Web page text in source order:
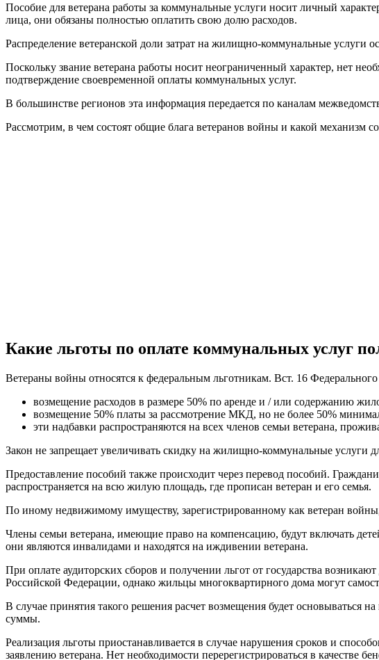
Пособие для ветерана работы за коммунальные услуги носит личный
лица, они обязаны полностью оплатить свою долю расходов.
Распределение ветеранской доли затрат на жилищно-коммунальные услуги
Поскольку звание ветерана работы носит неограниченный характер, нет
подтверждение своевременной оплаты коммунальных услуг.
В большинстве регионов эта информация передается по каналам
Рассмотрим, в чем состоят общие блага ветеранов войны и какой механизм
Какие льготы по оплате коммунальных услуг
Ветераны войны относятся к федеральным льготникам. Вст. 16
возмещение расходов в размере 50% по аренде и / или содержанию
возмещение 50% платы за рассмотрение МКД, но не более 50%
эти надбавки распространяются на всех членов семьи ветерана,
Закон не запрещает увеличивать скидку на жилищно-коммунальные услуги
Предоставление пособий также происходит через перевод пособий.
распространяется на всю жилую площадь, где прописан ветеран и его семья.
По иному недвижимому имуществу, зарегистрированному как ветеран
Члены семьи ветерана, имеющие право на компенсацию, будут включать
они являются инвалидами и находятся на иждивении ветерана.
При оплате аудиторских сборов и получении льгот от государства
Российской Федерации, однако жильцы многоквартирного дома могут
В случае принятия такого решения расчет возмещения будет
суммы.
Реализация льготы приостанавливается в случае нарушения сроков и
заявлению ветерана. Нет необходимости перерегистрироваться в качестве